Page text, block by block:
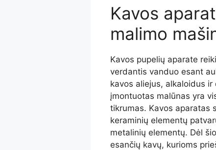
Kavos
malimo
Kavos pupelių aparate
verdantis vanduo esant
kavos aliejus, alkaloidus
įmontuotas malūnas yra
tikrumas. Kavos aparatas
keraminių elementų
metalinių elementų. Dėl
esančių kavų, kurioms